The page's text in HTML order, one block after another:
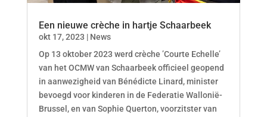
Een nieuwe crèche in hartje Schaarbeek
okt 17, 2023 | News
Op 13 oktober 2023 werd crèche ’Courte Echelle’
van het OCMW van Schaarbeek officieel geopend
in aanwezigheid van Bénédicte Linard, minister
bevoegd voor kinderen in de Federatie Wallonië-
Brussel, en van Sophie Querton, voorzitster van